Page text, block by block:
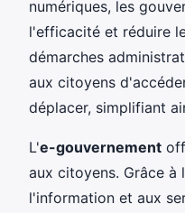
numériques, les
l'efficacité et réduire
démarches
aux citoyens
déplacer, simplifiant
L'e-gouvernement
aux citoyens. Grâce à
l'information et aux